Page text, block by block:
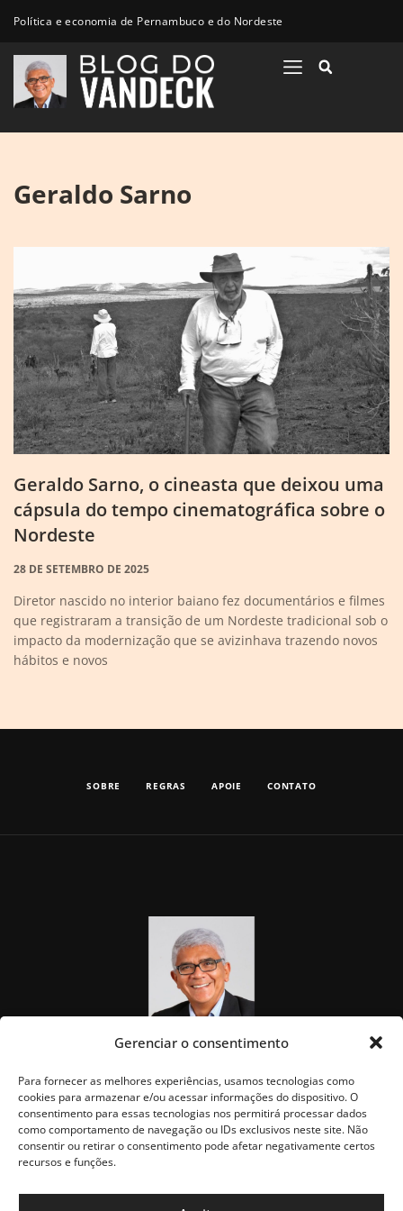
Gerenciar o consentimento
Para fornecer as melhores experiências, usamos tecnologias como
cookies para armazenar e/ou acessar informações do dispositivo. O
consentimento para essas tecnologias nos permitirá processar dados
como comportamento de navegação ou IDs exclusivos neste site. Não
consentir ou retirar o consentimento pode afetar negativamente certos
recursos e funções.
Política e economia de Pernambuco e do Nordeste
Geraldo Sarno
Geraldo Sarno, o cineasta que deixou uma
cápsula do tempo cinematográfica sobre o
Nordeste
28 DE SETEMBRO DE 2025
Diretor nascido no interior baiano fez documentários e filmes
que registraram a transição de um Nordeste tradicional sob o
impacto da modernização que se avizinhava trazendo novos
hábitos e novos
SOBRE REGRAS APOIE CONTATO